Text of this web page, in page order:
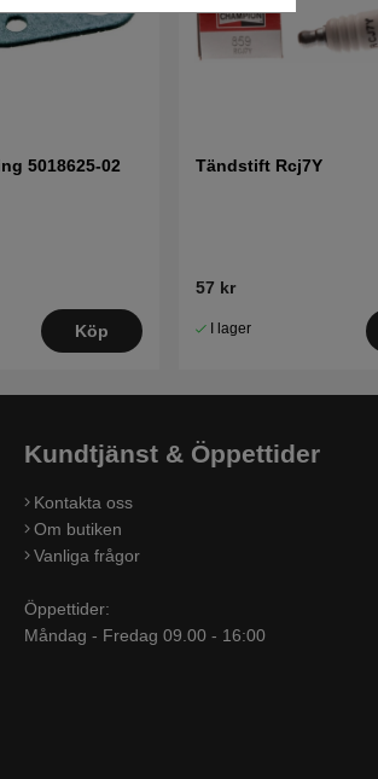
5018625-02
Köp
Tändstift Rcj7Y
57 kr
I lager
Kundtjänst & Öppettider
Kontakta oss
Om butiken
Vanliga frågor
Öppettider:
Måndag - Fredag 09.00 - 16:00